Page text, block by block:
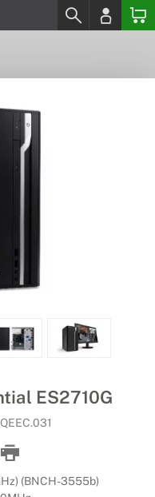
ES2710G
(BNCH-3555b)